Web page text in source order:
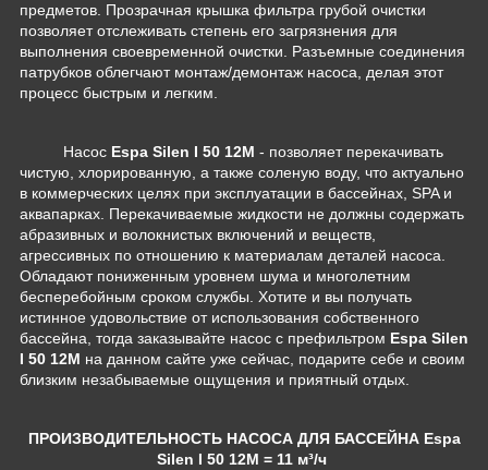
предметов. Прозрачная крышка фильтра грубой очистки
позволяет отслеживать степень его загрязнения для
выполнения своевременной очистки. Разъемные соединения
патрубков облегчают монтаж/демонтаж насоса, делая этот
процесс быстрым и легким.
Насос Espa Silen I 50 12M - позволяет перекачивать
чистую, хлорированную, а также соленую воду, что актуально
в коммерческих целях при эксплуатации в бассейнах, SPA и
аквапарках. Перекачиваемые жидкости не должны содержать
абразивных и волокнистых включений и веществ,
агрессивных по отношению к материалам деталей насоса.
Обладают пониженным уровнем шума и многолетним
бесперебойным сроком службы. Хотите и вы получать
истинное удовольствие от использования собственного
бассейна, тогда заказывайте насос с префильтром Espa Silen
I 50 12M на данном сайте уже сейчас, подарите себе и своим
близким незабываемые ощущения и приятный отдых.
ПРОИЗВОДИТЕЛЬНОСТЬ НАСОСА ДЛЯ БАССЕЙНА Espa
Silen I 50 12M = 11 м³/ч